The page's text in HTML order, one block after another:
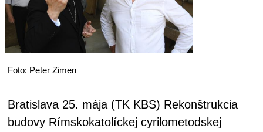
Foto: Peter Zimen
Bratislava 25. mája (TK KBS) Rekonštrukcia
budovy Rímskokatolíckej cyrilometodskej